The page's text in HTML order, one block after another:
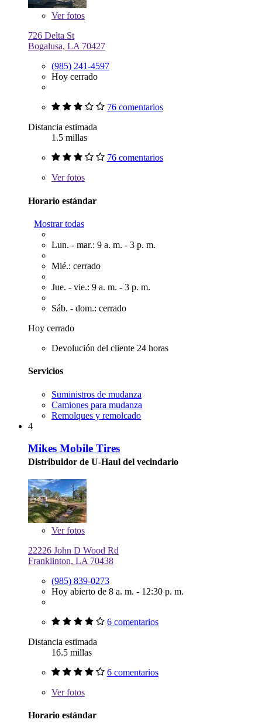
Verfotos
726 Delta St
Bogalusa, LA 70427
(985) 241-4597
Hoy cerrado
76 comentarios
Distancia estimada
1.5 millas
76 comentarios
Verfotos
Horario estándar
Mostrar todas
Lun. - mar.: 9 a. m. - 3 p. m.
Mié.: cerrado
Jue. - vie.: 9 a. m. - 3 p. m.
Sáb. - dom.: cerrado
Hoy cerrado
Devolución del cliente 24 horas
Servicios
Suministros de mudanza
Camiones para mudanza
Remolques y remolcado
4
Mikes Mobile Tires
Distribuidor de U-Haul del vecindario
Verfotos
22226 John D Wood Rd
Franklinton, LA 70438
(985) 839-0273
Hoy abierto de 8 a. m. - 12:30 p. m.
6 comentarios
Distancia estimada
16.5 millas
6 comentarios
Verfotos
Horario estándar